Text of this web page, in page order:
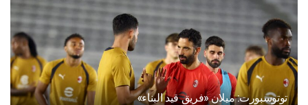
توتوسبورت: ميلان «فريق قيد البناء»